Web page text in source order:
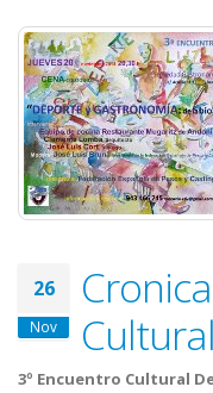
26
Nov
3º Encuentro Cultural